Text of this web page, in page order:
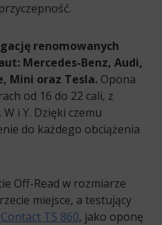
renomowanych
Mercedes-Benz, Audi,
Mini oraz Tesla. Opona
od 16 do 22 cali, z
i Y. Dzięki czemu
do każdego obciążenia
Off-Read w rozmiarze
miejsce, a testujący
TS 860, jako oponę